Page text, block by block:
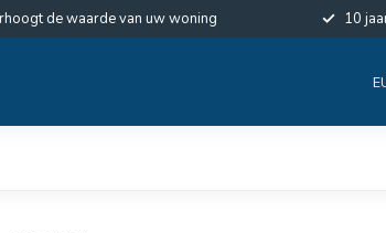
de waarde van uw woning 10